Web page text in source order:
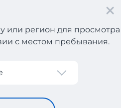
или регион для просмотра
с местом пребывания.